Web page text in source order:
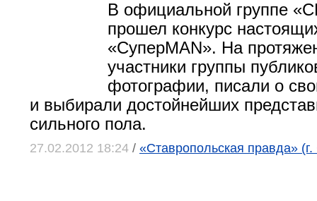
В официальной группе
прошел конкурс
«СуперMAN». На
участники группы
фотографии, писали о
и выбирали достойнейших
сильного пола.
27.02.2012 18:24 / «Ставропольская правда»